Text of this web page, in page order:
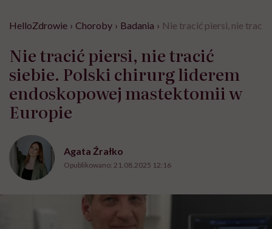
HelloZdrowie › Choroby › Badania › Nie tracić piersi, nie
Nie tracić piersi, nie tracić
siebie. Polski chirurg liderem
endoskopowej mastektomii w
Europie
Agata Źrałko
Opublikowano: 21.08.2025 12:16